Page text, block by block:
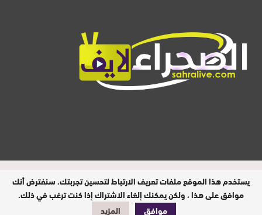
المدير المسؤول : ابيبك المحفوظ / جميع
الحقوق محفوظة © 2026
تصميم وبرمجة
يستخدم هذا الموقع ملفات تعريف الارتباط لتحسين تجربتك. سنفترض أنك
موافق على هذا ، ولكن يمكنك إلغاء الاشتراك إذا كنت ترغب في ذلك.
موافق
المزيد